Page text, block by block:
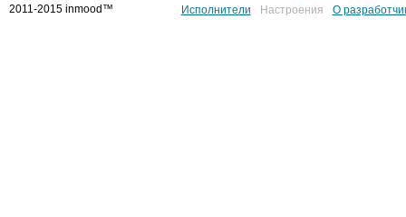
2011-2015 inmood™
Исполнители
Настроения О